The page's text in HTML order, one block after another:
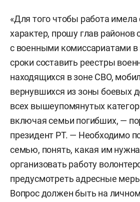
«Для того чтобы работа
характер, прошу глав районов
с военными комиссариатами
сроки составить реестры
находящихся в зоне СВО,
вернувшихся из зоны боевых
всех вышеупомянутых
включая семьи погибших, —
президент РТ. — Необходимо
семью, понять, какая им
организовать работу
предусмотреть адресные
Вопрос должен быть на